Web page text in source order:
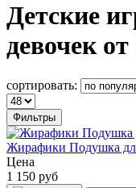
Детские
девочек
сортировать:
Фильтры
Жирафики Подушка
Цена
1 150 руб